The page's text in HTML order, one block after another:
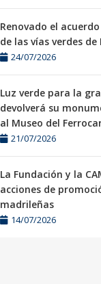
Renovado el
de las vías verdes de
24/07/2026
Luz verde para la
devolverá su
al Museo del
21/07/2026
La Fundación y la
acciones de
madrileñas
14/07/2026